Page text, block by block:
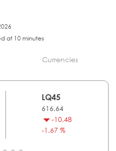
at 10 minutes
Currencies
LQ45
616.64
-10.48
-1.67 %